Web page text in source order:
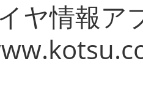
ヤ情報ア